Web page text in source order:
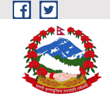
Skip to main content